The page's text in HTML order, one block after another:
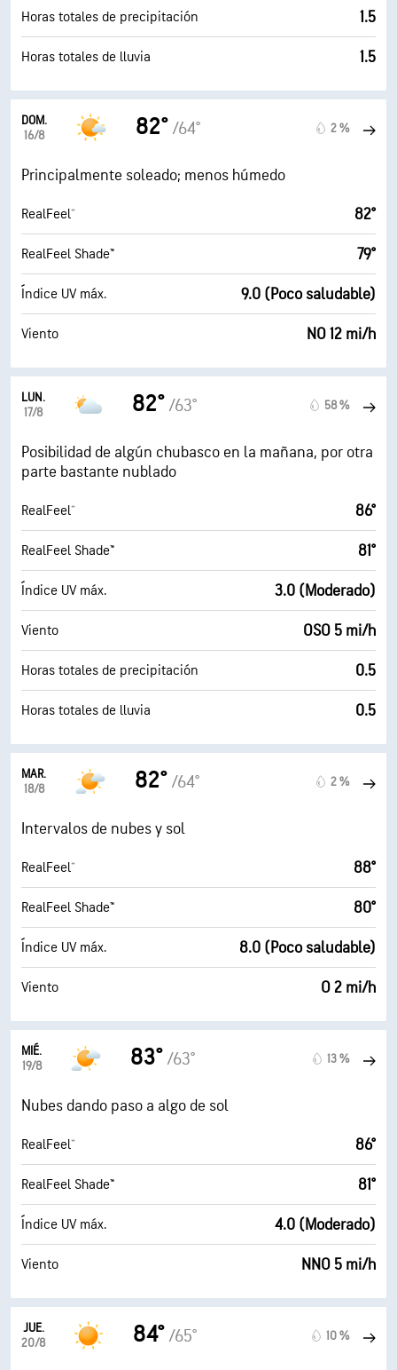
Horas totales de precipitación 1.5
Horas totales de lluvia 1.5
DOM.
16/8
82° /64° 2 %
Principalmente soleado; menos húmedo
RealFeel® 82°
RealFeel Shade™ 79°
Índice UV máx. 9.0 (Poco saludable)
Viento NO 12 mi/h
LUN.
17/8
82° /63° 58 %
Posibilidad de algún chubasco en la mañana, por otra
parte bastante nublado
RealFeel® 86°
RealFeel Shade™ 81°
Índice UV máx. 3.0 (Moderado)
Viento OSO 5 mi/h
Horas totales de precipitación 0.5
Horas totales de lluvia 0.5
MAR.
18/8
82° /64° 2 %
Intervalos de nubes y sol
RealFeel® 88°
RealFeel Shade™ 80°
Índice UV máx. 8.0 (Poco saludable)
Viento O 2 mi/h
MIÉ.
19/8
83° /63° 13 %
Nubes dando paso a algo de sol
RealFeel® 86°
RealFeel Shade™ 81°
Índice UV máx. 4.0 (Moderado)
Viento NNO 5 mi/h
JUE.
20/8
84° /65° 10 %